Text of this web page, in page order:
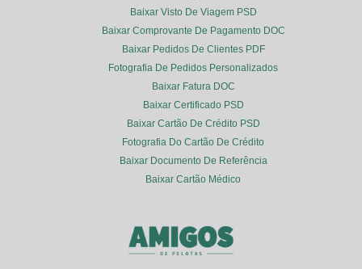
Baixar Visto De Viagem PSD
Baixar Comprovante De Pagamento DOC
Baixar Pedidos De Clientes PDF
Fotografia De Pedidos Personalizados
Baixar Fatura DOC
Baixar Certificado PSD
Baixar Cartão De Crédito PSD
Fotografia Do Cartão De Crédito
Baixar Documento De Referência
Baixar Cartão Médico